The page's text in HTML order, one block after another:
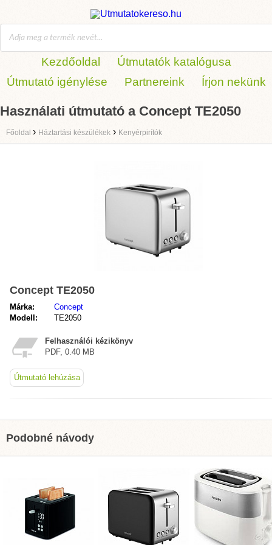
Kezdőoldal
Útmutatók katalógusa
Útmutató igénylése
Partnereink Írjon nekünk
Használati útmutató a Concept TE2050
Főoldal › Háztartási készülékek › Kenyérpirítók
Concept TE2050
Márka:
Concept
Modell:
TE2050
Felhasználói kézikönyv
PDF, 0.40 MB
Útmutató lehúzása
Podobné návody